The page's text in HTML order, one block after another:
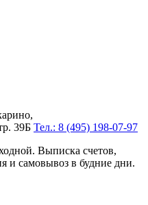
39Б Тел.: 8 (495) 198-07-97
Выписка счетов,
и самовывоз в будние дни.